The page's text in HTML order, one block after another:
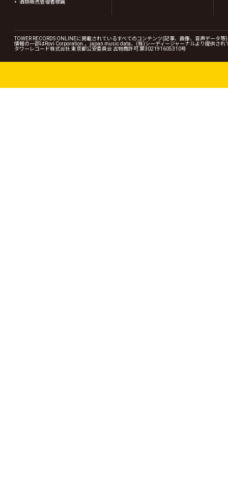
酒類販売管理者標識
TOWER RECORDS ONLINEに掲載されているすべてのコンテンツ(記事、画像、音声データ
情報の一部はRovi Corporation.、japan music data、(株)シーディージャーナルより提供され
タワーレコード株式会社 東京都公安委員会 古物商許可 第302191605310号